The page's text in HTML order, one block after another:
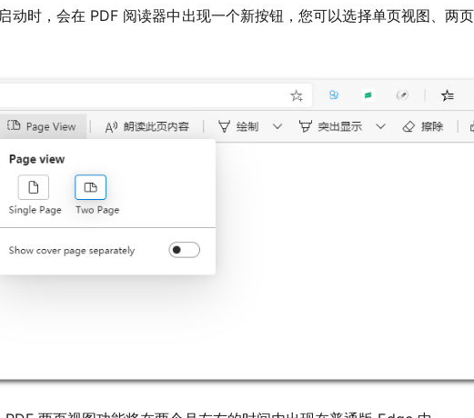
动时，会在 PDF 阅读器中出现一个新按钮，您可以选择单页视图、两